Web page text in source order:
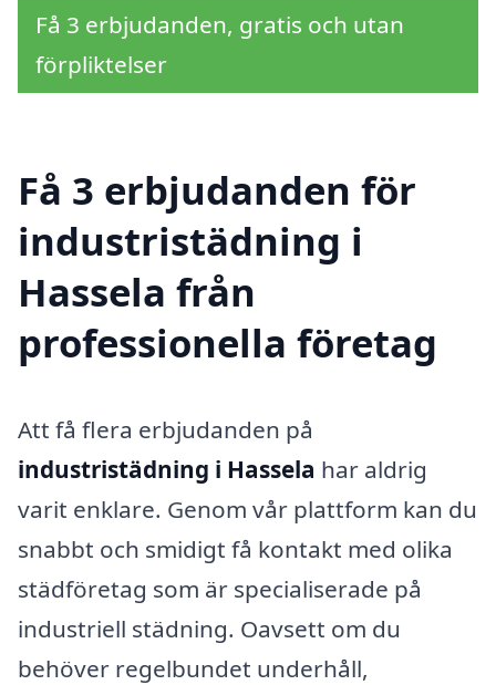
Få 3 erbjudanden, gratis och utan
förpliktelser
Få 3 erbjudanden för
industristädning i
Hassela från
professionella företag
Att få flera erbjudanden på
industristädning i Hassela har aldrig
varit enklare. Genom vår plattform kan du
snabbt och smidigt få kontakt med olika
städföretag som är specialiserade på
industriell städning. Oavsett om du
behöver regelbundet underhåll,